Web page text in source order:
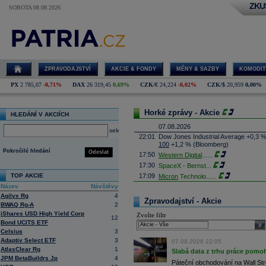
SOBOTA 08.08.2026
ZPRAVODAJSTVÍ AKCIE & FONDY MĚNY & SAZBY
PX 2 785,07 -0,71% DAX 26 319,45 0,69% CZK/€ 24,224 -0,02% CZK/$ 20,959 0,00%
HLEDÁNÍ V AKCIÍCH
select
Odeslat
Pokročilé hledání
TOP AKCIE
Název
Návštěvy
Agilyx Rg
4
BWAQ Rg-A
2
iShares USD High Yield Corp
Bond UCITS ETF
12
Celsius
3
Adaptiv Select ETF
3
AtlasClear Rg
1
JPM BetaBuildrs Jp
4
Horké zprávy - Akcie
07.08.2026
22:01
Dow Jones Industrial Average +0,3
100 +1,2 % (Bloomberg)
17:50 Western Digital
17:30 SpaceX - Bernst
17:09 Micron Technolo
16:26
Objem obchodů s akciemi na
obchodů za poslední rok je 0,665
16:23 Zvýšení výroby balistických střel
nějakou dobu potrvá. Agentuře
Armin Papperger. Společná výroba
doplnit arzenál Spojeným státům,
(ČTK)
16:07 Conocophillips
Zpravodajství - Akcie
Zvolte filtr
07.08.2026 22:05
Slabá data z trhu práce
Páteční obchodování na Wall